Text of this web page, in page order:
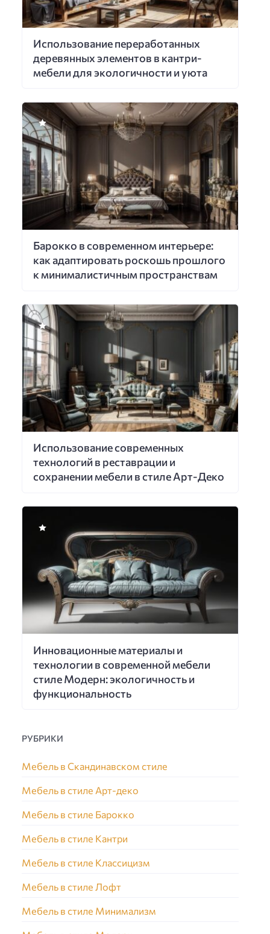
Использование переработанных
деревянных элементов в кантри-
мебели для экологичности и уюта
Барокко в современном интерьере:
как адаптировать роскошь прошлого
к минималистичным пространствам
Использование современных
технологий в реставрации и
сохранении мебели в стиле Арт-Деко
Инновационные материалы и
технологии в современной мебели
стиле Модерн: экологичность и
функциональность
РУБРИКИ
Мебель в Скандинавском стиле
Мебель в стиле Арт-деко
Мебель в стиле Барокко
Мебель в стиле Кантри
Мебель в стиле Классицизм
Мебель в стиле Лофт
Мебель в стиле Минимализм